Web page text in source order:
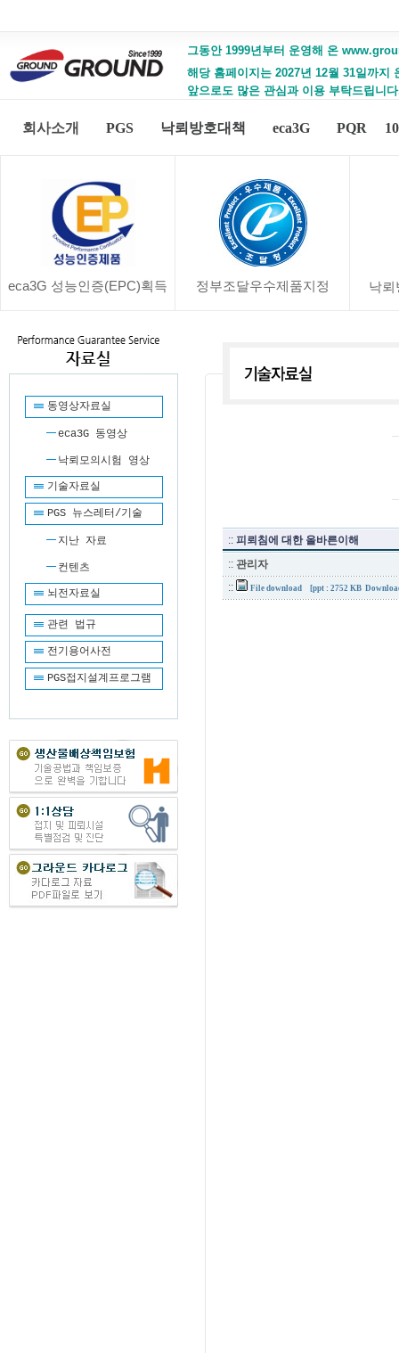
그동안 1999년부터 운영해 온
해당 홈페이지는 2027년 12월 31일까
앞으로도 많은 관심과 이용 부탁드립니
회사소개 PGS 낙뢰방호대책 eca3G PQR
eca3G 성능인증(EPC)획득 정부조달우수제품지정 낙뢰
동영상자료실
eca3G 동영상
낙뢰모의시험 영상
기술자료실
PGS 뉴스레터/기술
지난 자료
컨텐츠
뇌전자료실
관련 법규
전기용어사전
PGS접지설계프로그램
:: 피뢰침에 대한 올바른이해
:: 관리자
::
File download [ppt : 2752 KB